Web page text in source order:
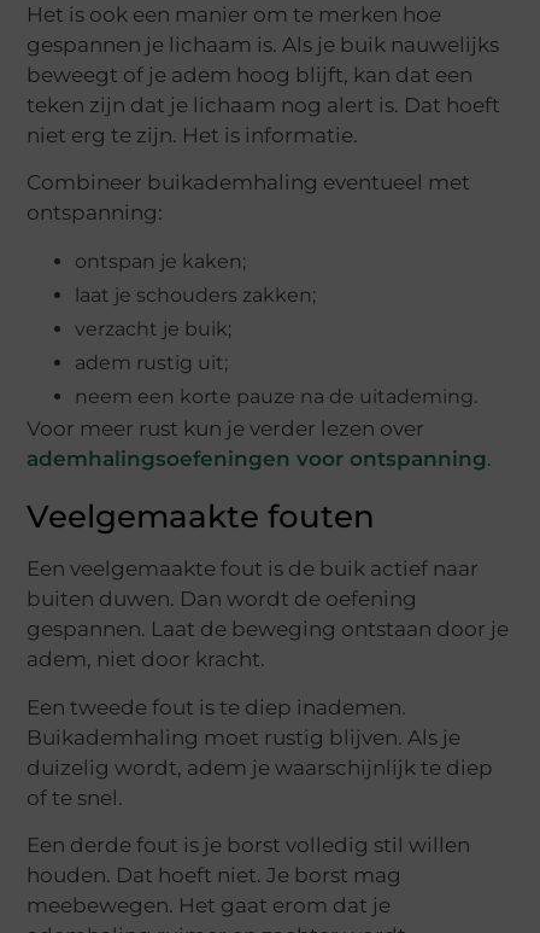
Het is ook een manier om te merken hoe
gespannen je lichaam is. Als je buik nauwelijks
beweegt of je adem hoog blijft, kan dat een
teken zijn dat je lichaam nog alert is. Dat hoeft
niet erg te zijn. Het is informatie.
Combineer buikademhaling eventueel met
ontspanning:
ontspan je kaken;
laat je schouders zakken;
verzacht je buik;
adem rustig uit;
neem een korte pauze na de uitademing.
Voor meer rust kun je verder lezen over
ademhalingsoefeningen voor ontspanning.
Veelgemaakte fouten
Een veelgemaakte fout is de buik actief naar
buiten duwen. Dan wordt de oefening
gespannen. Laat de beweging ontstaan door je
adem, niet door kracht.
Een tweede fout is te diep inademen.
Buikademhaling moet rustig blijven. Als je
duizelig wordt, adem je waarschijnlijk te diep
of te snel.
Een derde fout is je borst volledig stil willen
houden. Dat hoeft niet. Je borst mag
meebewegen. Het gaat erom dat je